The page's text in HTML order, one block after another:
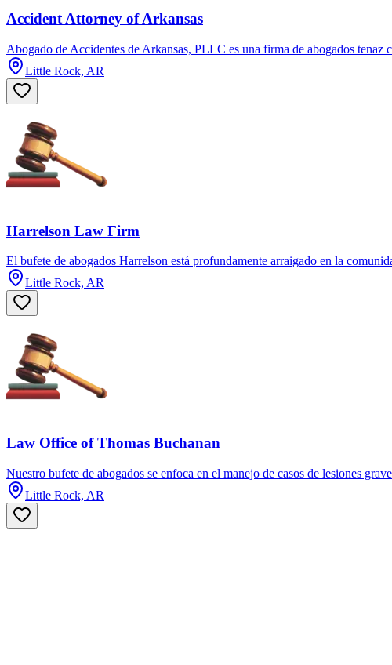
Accident Attorney of Arkansas
Abogado de Accidentes de Arkansas, PLLC es una firma de abogados
Little Rock, AR
Harrelson Law Firm
El bufete de abogados Harrelson está profundamente arraigado en la
Little Rock, AR
Law Office of Thomas Buchanan
Nuestro bufete de abogados se enfoca en el manejo de casos de lesiones
Little Rock, AR